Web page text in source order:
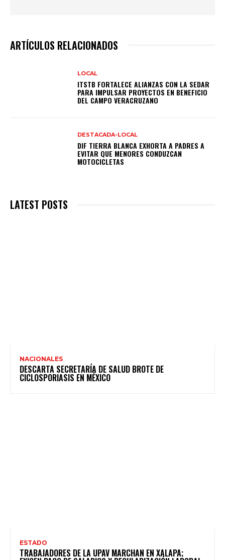
ARTÍCULOS RELACIONADOS
LOCAL
ITSTB FORTALECE ALIANZAS CON LA SEDAR
PARA IMPULSAR PROYECTOS EN BENEFICIO
DEL CAMPO VERACRUZANO
DESTACADA-LOCAL
DIF TIERRA BLANCA EXHORTA A PADRES A
EVITAR QUE MENORES CONDUZCAN
MOTOCICLETAS
LATEST POSTS
NACIONALES
DESCARTA SECRETARÍA DE SALUD BROTE DE
CICLOSPORIASIS EN MÉXICO
ESTADO
TRABAJADORES DE LA UPAV MARCHAN EN XALAPA;